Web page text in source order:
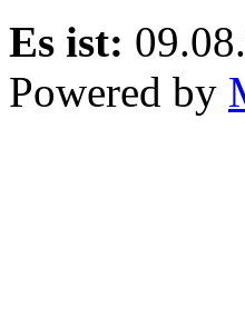
Es ist:
Powered by